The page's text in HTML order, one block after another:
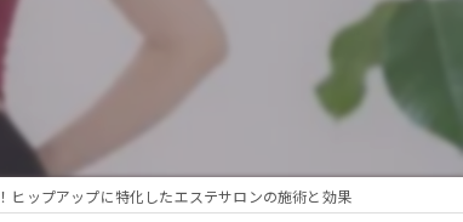
美脚
ヒップアップに特化したエステサロンの施術と効果